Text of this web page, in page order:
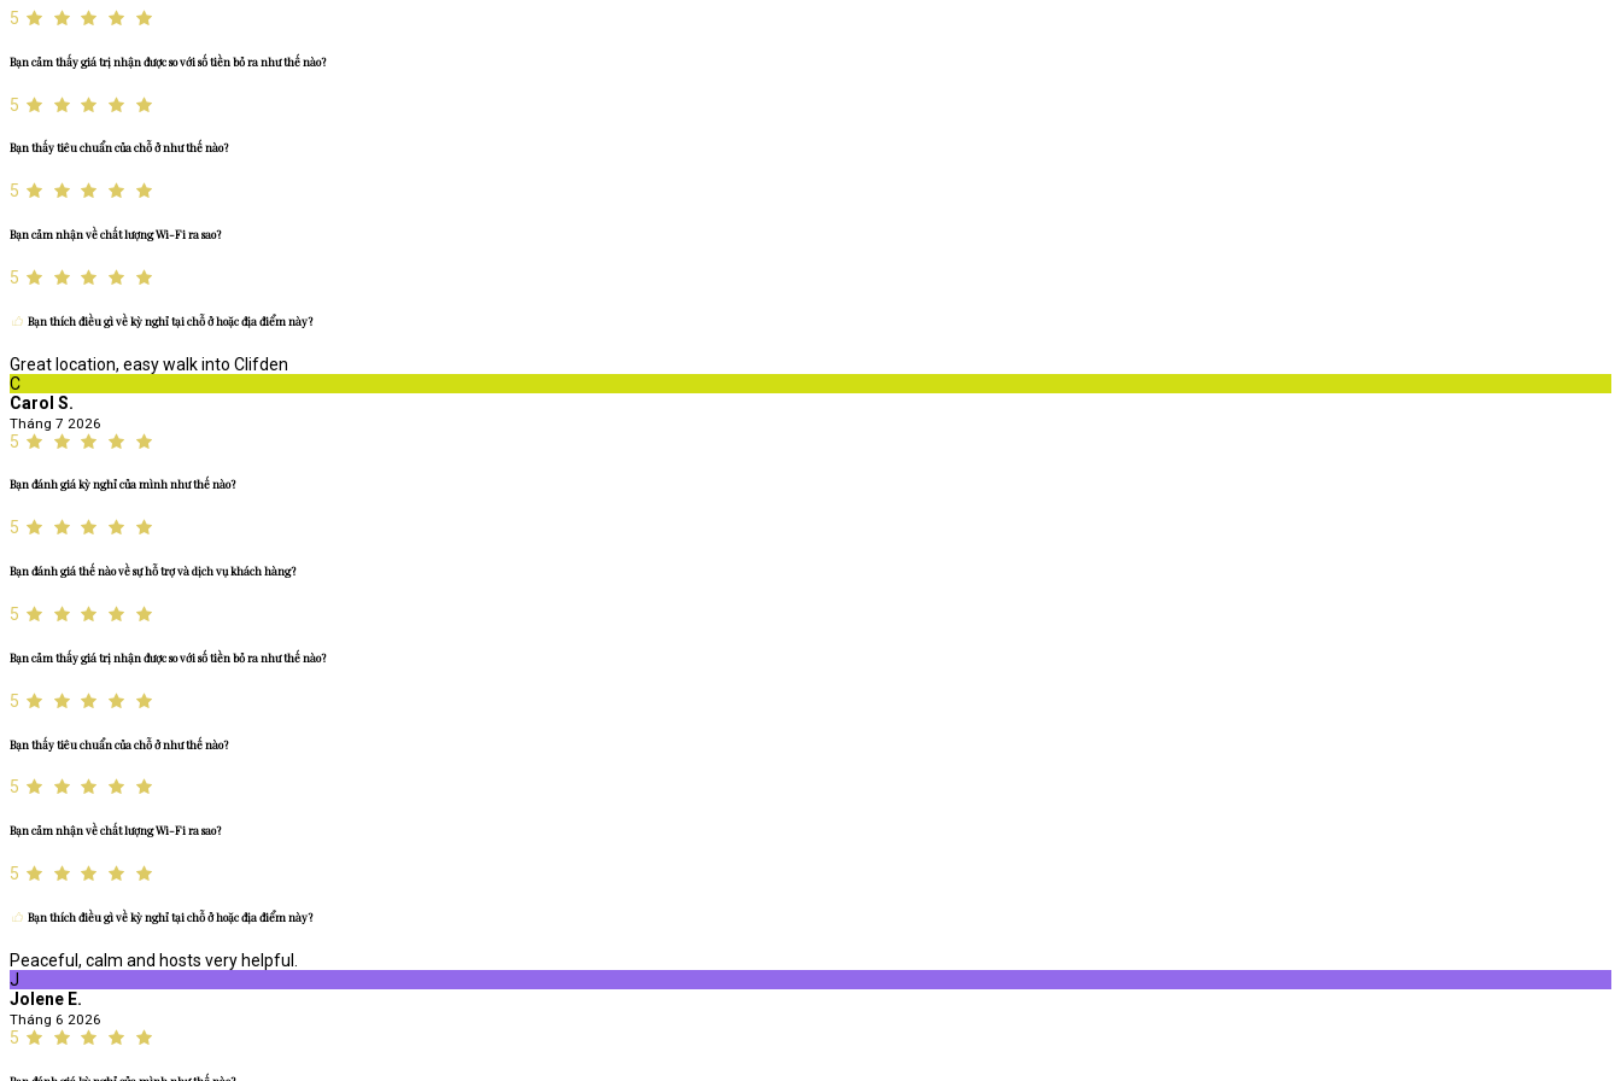
5
Bạn cảm thấy giá trị nhận được so với số tiền bỏ ra như thế nào?
5
Bạn thấy tiêu chuẩn của chỗ ở như thế nào?
5
Bạn cảm nhận về chất lượng Wi-Fi ra sao?
5
Bạn thích điều gì về kỳ nghỉ tại chỗ ở hoặc địa điểm này?
Great location, easy walk into Clifden
C
Carol S.
Tháng 7 2026
5
Bạn đánh giá kỳ nghỉ của mình như thế nào?
5
Bạn đánh giá thế nào về sự hỗ trợ và dịch vụ khách hàng?
5
Bạn cảm thấy giá trị nhận được so với số tiền bỏ ra như thế nào?
5
Bạn thấy tiêu chuẩn của chỗ ở như thế nào?
5
Bạn cảm nhận về chất lượng Wi-Fi ra sao?
5
Bạn thích điều gì về kỳ nghỉ tại chỗ ở hoặc địa điểm này?
Peaceful, calm and hosts very helpful.
J
Jolene E.
Tháng 6 2026
5